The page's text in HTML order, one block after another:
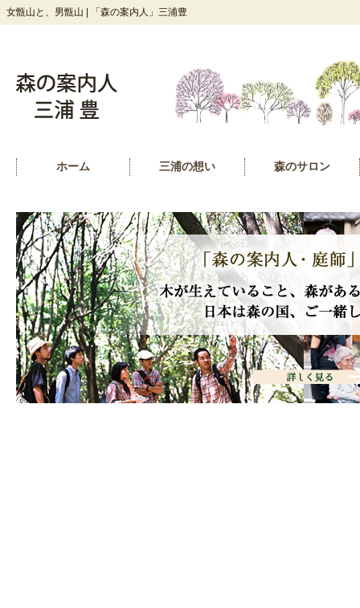
女甑山と、男甑山 | 「森の案内人」三浦豊
ホーム 三浦の想い 森のサロン